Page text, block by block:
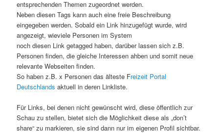
entsprechenden Themen zugeordnet werden.
Neben diesen Tags kann auch eine freie Beschreibung
eingegeben werden. Sobald ein Link hinzugefügt wurde, wird
angezeigt, wieviele Personen im System
noch diesen Link getagged haben, darüber lassen sich z.B.
Personen finden, die gleiche Interessen ahben und somit neue
relevante Webseiten finden.
So haben z.B. x Personen das älteste Freizeit Portal
Deutschlands aktuell in deren Linkliste.
Für Links, bei denen nicht gewünscht wird, diese öffentlich zur
Schau zu stellen, bietet sich die Möglichkeit diese als „don’t
share“ zu markieren, sie sind dann nur im eigenen Profil sichtbar.